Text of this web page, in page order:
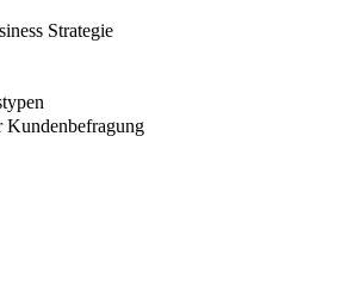
Strategie
Kundenbefragung